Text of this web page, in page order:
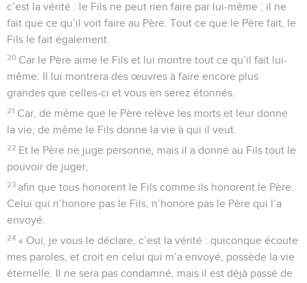
c’est la vérité : le Fils ne peut rien faire par lui-même ; il ne
fait que ce qu’il voit faire au Père. Tout ce que le Père fait, le
Fils le fait également.
20 Car le Père aime le Fils et lui montre tout ce qu’il fait lui-
même. Il lui montrera des œuvres à faire encore plus
grandes que celles-ci et vous en serez étonnés.
21 Car, de même que le Père relève les morts et leur donne
la vie, de même le Fils donne la vie à qui il veut.
22 Et le Père ne juge personne, mais il a donné au Fils tout le
pouvoir de juger,
23 afin que tous honorent le Fils comme ils honorent le Père.
Celui qui n’honore pas le Fils, n’honore pas le Père qui l’a
envoyé.
24 « Oui, je vous le déclare, c’est la vérité : quiconque écoute
mes paroles, et croit en celui qui m’a envoyé, possède la vie
éternelle. Il ne sera pas condamné, mais il est déjà passé de